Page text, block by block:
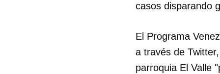
casos disparando
El Programa
a través de
parroquia El Valle